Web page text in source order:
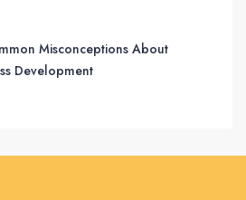
Misconceptions About
Development